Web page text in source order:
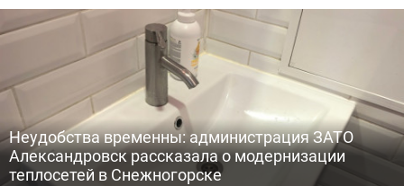
Неудобства временны: администрация ЗАТО
Александровск рассказала о модернизации
теплосетей в Снежногорске